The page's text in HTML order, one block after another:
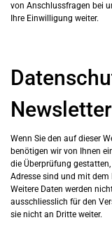
von Anschlussfragen bei
Ihre Einwilligung weiter.
Wenn Sie den auf dieser
benötigen wir von Ihnen
die Überprüfung
Adresse sind und mit
Weitere Daten werden
ausschliesslich für den
sie nicht an Dritte weiter.